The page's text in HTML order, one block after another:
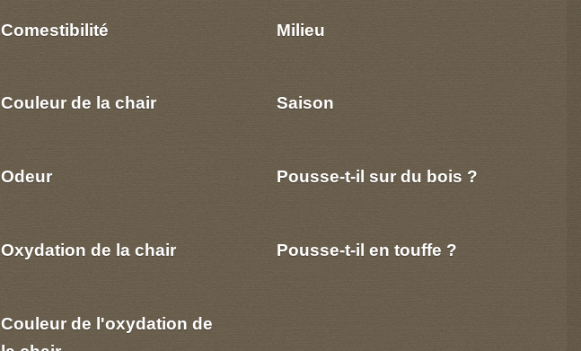
Comestibilité
Couleur de la chair
Odeur
Oxydation de la chair
Couleur de l'oxydation de
Milieu
Saison
Pousse-t-il sur du bois ?
Pousse-t-il en touffe ?